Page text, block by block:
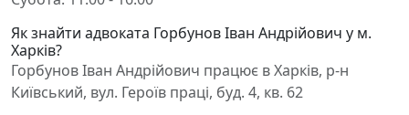
Як знайти адвоката Горбунов Іван Андрійович у м.
Харків?
Горбунов Іван Андрійович працює в Харків, р-н
Київський, вул. Героїв праці, буд. 4, кв. 62